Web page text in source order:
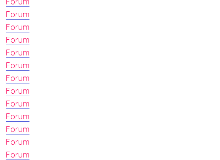
Forum
Forum
Forum
Forum
Forum
Forum
Forum
Forum
Forum
Forum
Forum
Forum